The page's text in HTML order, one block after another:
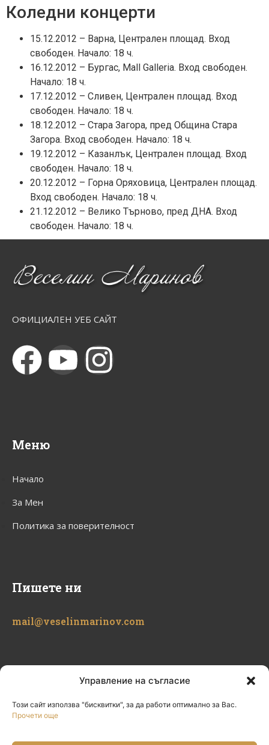
Управление на съгласие
Този сайт използва "бисквитки", за да работи оптимално за Вас.
Прочети още
Коледни концерти
15.12.2012 – Варна, Централен площад. Вход
свободен. Начало: 18 ч.
16.12.2012 – Бургас, Mall Galleria. Вход свободен.
Начало: 18 ч.
17.12.2012 – Сливен, Централен площад. Вход
свободен. Начало: 18 ч.
18.12.2012 – Стара Загора, пред Община Стара
Загора. Вход свободен. Начало: 18 ч.
19.12.2012 – Казанлък, Централен площад. Вход
свободен. Начало: 18 ч.
20.12.2012 – Горна Оряховица, Централен площад.
Вход свободен. Начало: 18 ч.
21.12.2012 – Велико Търново, пред ДНА. Вход
свободен. Начало: 18 ч.
ОФИЦИАЛЕН УЕБ САЙТ
Меню
Начало
За Мен
Политика за поверителност
Пишете ни
mail@veselinmarinov.com